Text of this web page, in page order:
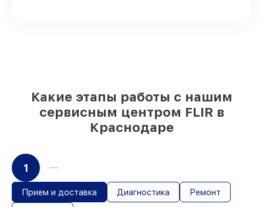
Какие этапы работы с нашим
сервисным центром FLIR в
Краснодаре
1
Прием и доставка Диагностика Ремонт